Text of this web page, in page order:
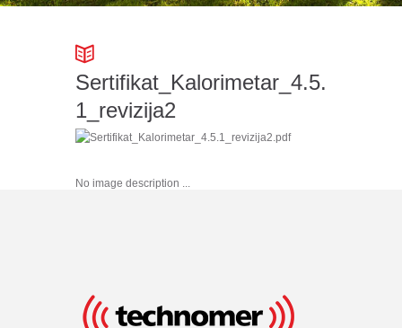
Sertifikat_Kalorimetar_4.5.
1_revizija2
No image description ...